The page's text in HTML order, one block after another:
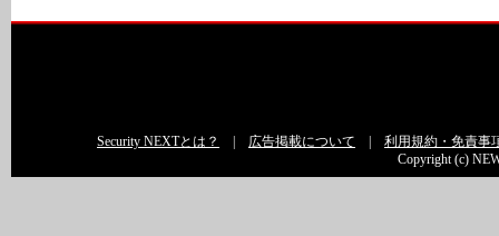
Security NEXTとは？ 広告掲載について
利用規約・免責事
Copyright (c)